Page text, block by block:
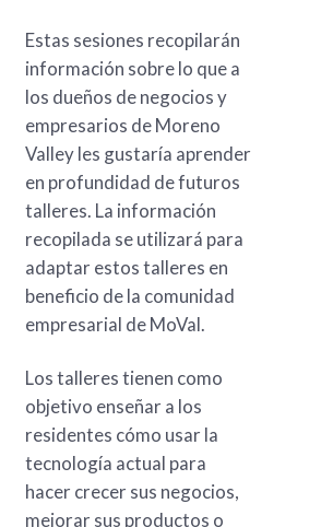
Estas sesiones recopilarán
información sobre lo que a
los dueños de negocios y
empresarios de Moreno
Valley les gustaría aprender
en profundidad de futuros
talleres. La información
recopilada se utilizará para
adaptar estos talleres en
beneficio de la comunidad
empresarial de MoVal.
Los talleres tienen como
objetivo enseñar a los
residentes cómo usar la
tecnología actual para
hacer crecer sus negocios,
mejorar sus productos o